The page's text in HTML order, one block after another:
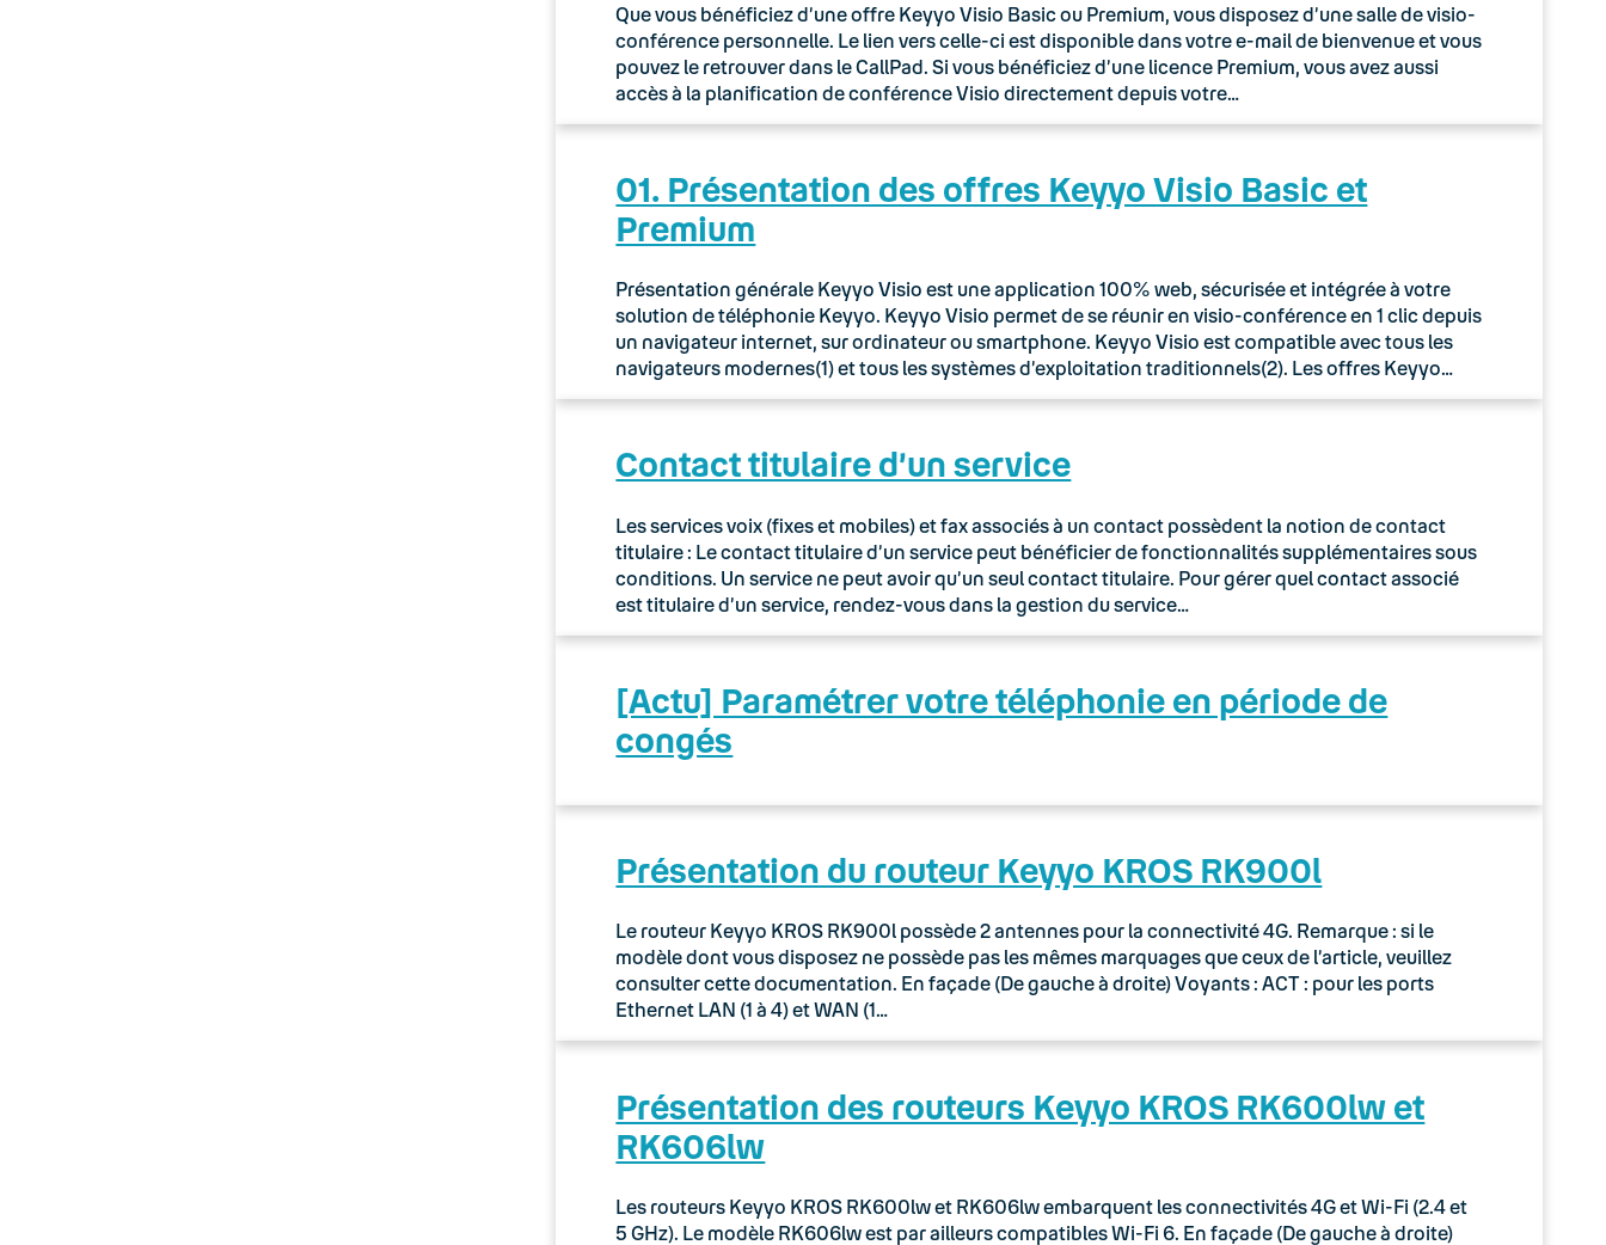
Que vous bénéficiez d’une offre Keyyo Visio Basic ou Premium, vous disposez d’une salle de visio-
conférence personnelle. Le lien vers celle-ci est disponible dans votre e-mail de bienvenue et vous
pouvez le retrouver dans le CallPad. Si vous bénéficiez d’une licence Premium, vous avez aussi
accès à la planification de conférence Visio directement depuis votre…
01. Présentation des offres Keyyo Visio Basic et
Premium
Présentation générale Keyyo Visio est une application 100% web, sécurisée et intégrée à votre
solution de téléphonie Keyyo. Keyyo Visio permet de se réunir en visio-conférence en 1 clic depuis
un navigateur internet, sur ordinateur ou smartphone. Keyyo Visio est compatible avec tous les
navigateurs modernes(1) et tous les systèmes d’exploitation traditionnels(2). Les offres Keyyo…
Contact titulaire d’un service
Les services voix (fixes et mobiles) et fax associés à un contact possèdent la notion de contact
titulaire : Le contact titulaire d’un service peut bénéficier de fonctionnalités supplémentaires sous
conditions. Un service ne peut avoir qu’un seul contact titulaire. Pour gérer quel contact associé
est titulaire d’un service, rendez-vous dans la gestion du service…
[Actu] Paramétrer votre téléphonie en période de
congés
Présentation du routeur Keyyo KROS RK900l
Le routeur Keyyo KROS RK900l possède 2 antennes pour la connectivité 4G. Remarque : si le
modèle dont vous disposez ne possède pas les mêmes marquages que ceux de l’article, veuillez
consulter cette documentation. En façade (De gauche à droite) Voyants : ACT : pour les ports
Ethernet LAN (1 à 4) et WAN (1…
Présentation des routeurs Keyyo KROS RK600lw et
RK606lw
Les routeurs Keyyo KROS RK600lw et RK606lw embarquent les connectivités 4G et Wi-Fi (2.4 et
5 GHz). Le modèle RK606lw est par ailleurs compatibles Wi-Fi 6. En façade (De gauche à droite)